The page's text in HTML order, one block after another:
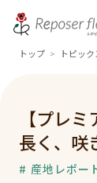
トップ > トピッ
【プレ
長く、咲
# 産地レポー